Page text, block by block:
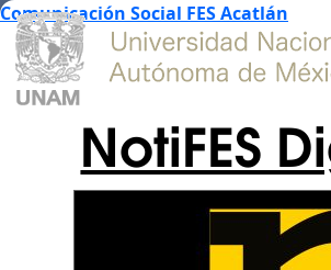
Comunicación Social FES Acatlán
NotiFES